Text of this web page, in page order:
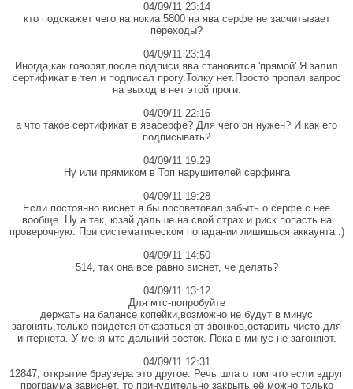
04/09/11 23:14
кто подскажет чего на нокиа 5800 на ява серфе не засчитывает
переходы?
04/09/11 23:14
Иногда,как говорят,после подписи ява становится 'прямой'.Я залил
сертификат в тел и подписал прогу.Толку нет.Просто пропал запрос
на выход в нет этой проги.
04/09/11 22:16
а что такое сертификат в явасерфе? Для чего он нужен? И как его
подписывать?
04/09/11 19:29
Ну или прямиком в Топ нарушителей серфинга
04/09/11 19:28
Если постоянно виснет я бы посоветовал забыть о серфе с нее
вообще. Ну а так, юзай дальше на свой страх и риск попасть на
проверочную. При систематическом попадании лишишься аккаунта :)
04/09/11 14:50
514, тaк онa всe рaвно виснeт, чe дeлaть?
04/09/11 13:12
Для мтс-попробуйте
держать на балансе копейки,возможно не будут в минус
загонять,только придется отказаться от звонков,оставить чисто для
интернета. У меня мтс-дальний восток. Пока в минус не загоняют.
04/09/11 12:31
12847, открытие браузера это другое. Речь шла о том что если вдруг
программа зависнет, то принудительно закрыть её можно только